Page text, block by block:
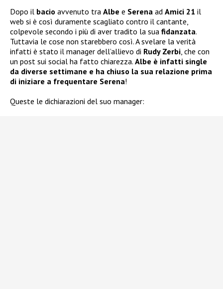
Dopo il bacio avvenuto tra Albe e Serena ad Amici 21 il
web si è così duramente scagliato contro il cantante,
colpevole secondo i più di aver tradito la sua fidanzata.
Tuttavia le cose non starebbero così. A svelare la verità
infatti è stato il manager dell’allievo di Rudy Zerbi, che con
un post sui social ha fatto chiarezza. Albe è infatti single
da diverse settimane e ha chiuso la sua relazione prima
di iniziare a frequentare Serena!
Queste le dichiarazioni del suo manager: